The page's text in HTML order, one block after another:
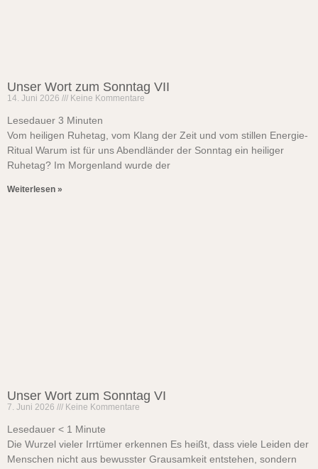
Unser Wort zum Sonntag VII
14. Juni 2026 Keine Kommentare
Lesedauer 3 Minuten
Vom heiligen Ruhetag, vom Klang der Zeit und vom stillen Energie-
Ritual Warum ist für uns Abendländer der Sonntag ein heiliger
Ruhetag? Im Morgenland wurde der
Weiterlesen »
Unser Wort zum Sonntag VI
7. Juni 2026 Keine Kommentare
Lesedauer < 1 Minute
Die Wurzel vieler Irrtümer erkennen Es heißt, dass viele Leiden der
Menschen nicht aus bewusster Grausamkeit entstehen, sondern